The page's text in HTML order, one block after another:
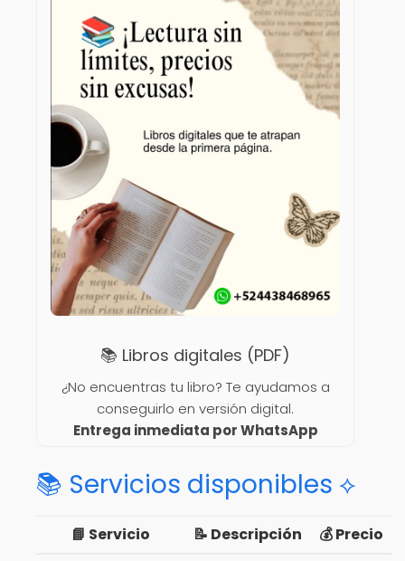
📚 Libros digitales (PDF)
¿No encuentras tu libro? Te ayudamos a
conseguirlo en versión digital.
Entrega inmediata por WhatsApp
📚 Servicios disponibles ⟡
📘 Servicio 📝 Descripción
💰 Precio